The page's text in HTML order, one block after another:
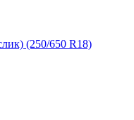
(250/650 R18)